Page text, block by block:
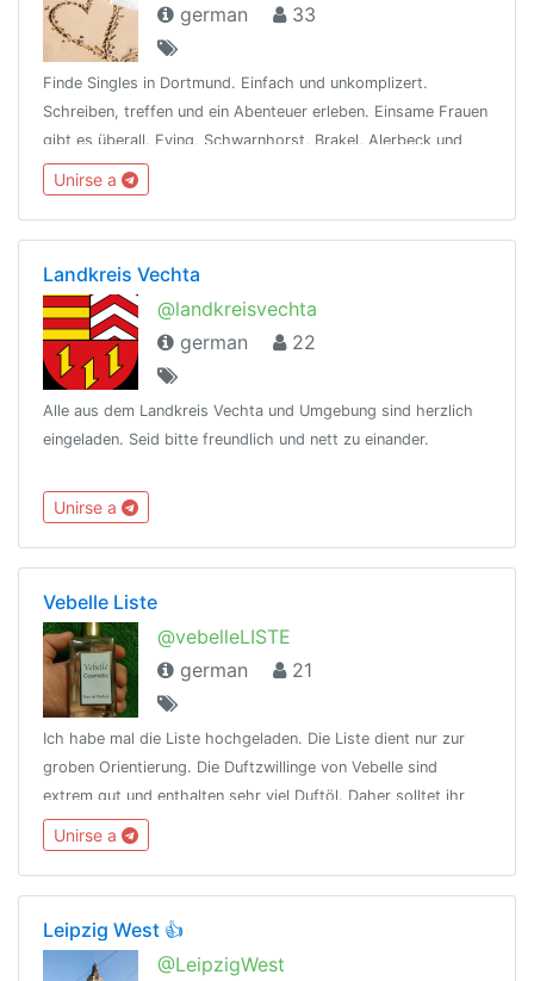
german
33
Finde Singles in Dortmund. Einfach und unkomplizert.
Schreiben, treffen und ein Abenteuer erleben. Einsame Frauen
gibt es überall. Eving, Schwarnhorst, Brakel, Alerbeck und
Hörde. Meld dich gleich an ->https://bit.ly/33oH5Wk
Unirse a
Landkreis Vechta
@landkreisvechta
german
22
Alle aus dem Landkreis Vechta und Umgebung sind herzlich
eingeladen. Seid bitte freundlich und nett zu einander.
Unirse a
Vebelle Liste
@vebelleLISTE
german
21
Ich habe mal die Liste hochgeladen. Die Liste dient nur zur
groben Orientierung. Die Duftzwillinge von Vebelle sind
extrem gut und enthalten sehr viel Duftöl. Daher solltet ihr
vorsichtig dosieren, damit es nicht zu viel wird. Ich bin kein
Verkäufer!
Unirse a
Leipzig West 👍
@LeipzigWest